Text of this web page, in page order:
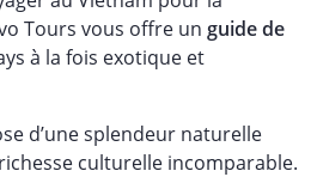
Tours vous offre un guide de
à la fois exotique et
d’une splendeur naturelle
culturelle incomparable.